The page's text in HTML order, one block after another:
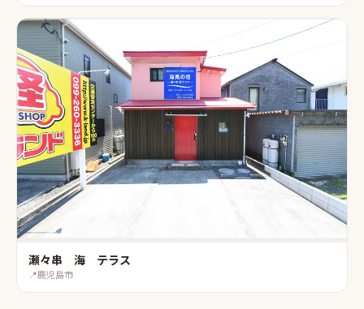
瀬々串 海 テラス
📍鹿児島市